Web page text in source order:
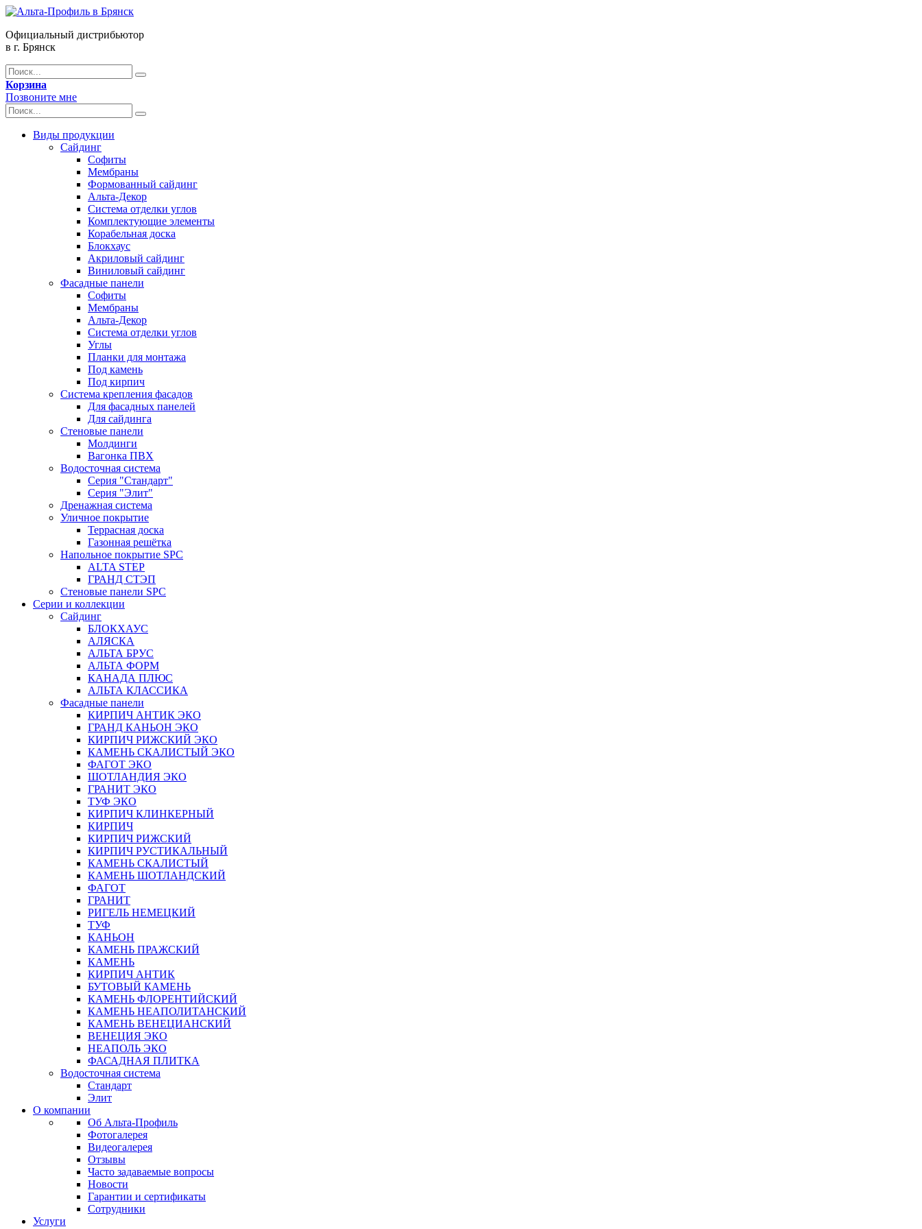
Официальный дистрибьютор
в г. Брянск
Корзина
Позвоните мне
Виды продукции
Сайдинг
Софиты
Мембраны
Формованный сайдинг
Альта-Декор
Система отделки углов
Комплектующие элементы
Корабельная доска
Блокхаус
Акриловый сайдинг
Виниловый сайдинг
Фасадные панели
Софиты
Мембраны
Альта-Декор
Система отделки углов
Углы
Планки для монтажа
Под камень
Под кирпич
Система крепления фасадов
Для фасадных панелей
Для сайдинга
Стеновые панели
Молдинги
Вагонка ПВХ
Водосточная система
Серия "Стандарт"
Серия "Элит"
Дренажная система
Уличное покрытие
Террасная доска
Газонная решётка
Напольное покрытие SPC
ALTA STEP
ГРАНД СТЭП
Стеновые панели SPC
Серии и коллекции
Сайдинг
БЛОКХАУС
АЛЯСКА
АЛЬТА БРУС
АЛЬТА ФОРМ
КАНАДА ПЛЮС
АЛЬТА КЛАССИКА
Фасадные панели
КИРПИЧ АНТИК ЭКО
ГРАНД КАНЬОН ЭКО
КИРПИЧ РИЖСКИЙ ЭКО
КАМЕНЬ СКАЛИСТЫЙ ЭКО
ФАГОТ ЭКО
ШОТЛАНДИЯ ЭКО
ГРАНИТ ЭКО
ТУФ ЭКО
КИРПИЧ КЛИНКЕРНЫЙ
КИРПИЧ
КИРПИЧ РИЖСКИЙ
КИРПИЧ РУСТИКАЛЬНЫЙ
КАМЕНЬ СКАЛИСТЫЙ
КАМЕНЬ ШОТЛАНДСКИЙ
ФАГОТ
ГРАНИТ
РИГЕЛЬ НЕМЕЦКИЙ
ТУФ
КАНЬОН
КАМЕНЬ ПРАЖСКИЙ
КАМЕНЬ
КИРПИЧ АНТИК
БУТОВЫЙ КАМЕНЬ
КАМЕНЬ ФЛОРЕНТИЙСКИЙ
КАМЕНЬ НЕАПОЛИТАНСКИЙ
КАМЕНЬ ВЕНЕЦИАНСКИЙ
ВЕНЕЦИЯ ЭКО
НЕАПОЛЬ ЭКО
ФАСАДНАЯ ПЛИТКА
Водосточная система
Стандарт
Элит
О компании
Об Альта-Профиль
Фотогалерея
Видеогалерея
Отзывы
Часто задаваемые вопросы
Новости
Гарантии и сертификаты
Сотрудники
Услуги